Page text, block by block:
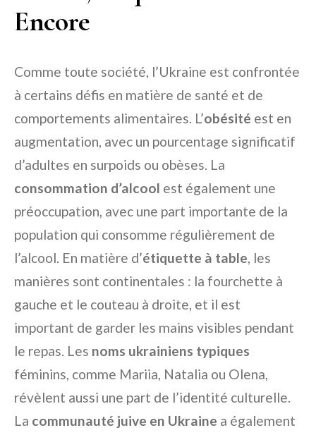
Encore
Comme toute société, l’Ukraine est confrontée
à certains défis en matière de santé et de
comportements alimentaires. L’obésité est en
augmentation, avec un pourcentage significatif
d’adultes en surpoids ou obèses. La
consommation d’alcool est également une
préoccupation, avec une part importante de la
population qui consomme régulièrement de
l’alcool. En matière d’étiquette à table, les
manières sont continentales : la fourchette à
gauche et le couteau à droite, et il est
important de garder les mains visibles pendant
le repas. Les noms ukrainiens typiques
féminins, comme Mariia, Natalia ou Olena,
révèlent aussi une part de l’identité culturelle.
La communauté juive en Ukraine a également